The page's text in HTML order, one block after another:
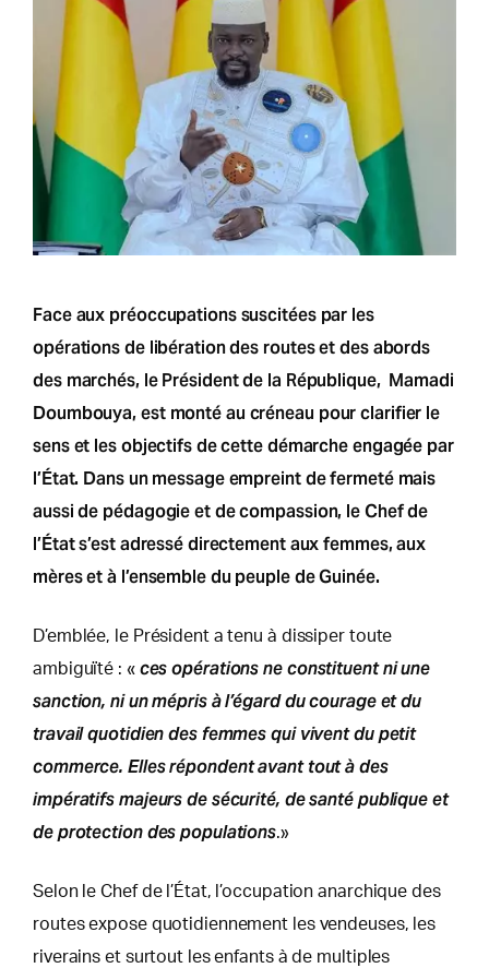
Face aux préoccupations suscitées par les
opérations de libération des routes et des abords
des marchés, le Président de la République, Mamadi
Doumbouya, est monté au créneau pour clarifier le
sens et les objectifs de cette démarche engagée par
l’État. Dans un message empreint de fermeté mais
aussi de pédagogie et de compassion, le Chef de
l’État s’est adressé directement aux femmes, aux
mères et à l’ensemble du peuple de Guinée.
D’emblée, le Président a tenu à dissiper toute
ambiguïté : « ces opérations ne constituent ni une
sanction, ni un mépris à l’égard du courage et du
travail quotidien des femmes qui vivent du petit
commerce. Elles répondent avant tout à des
impératifs majeurs de sécurité, de santé publique et
de protection des populations.»
Selon le Chef de l’État, l’occupation anarchique des
routes expose quotidiennement les vendeuses, les
riverains et surtout les enfants à de multiples